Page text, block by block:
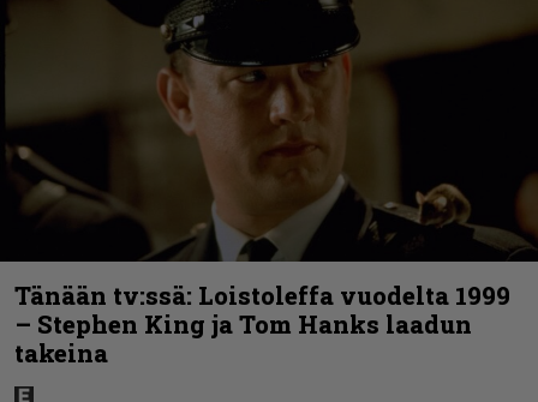
Tänään tv:ssä: Loistoleffa vuodelta 1999
– Stephen King ja Tom Hanks laadun
takeina